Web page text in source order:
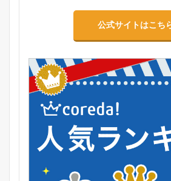
公式サイトはこち